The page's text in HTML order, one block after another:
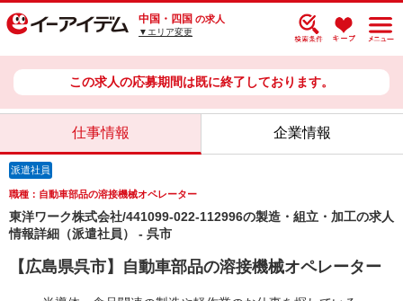
中国・四国 の求人
▼エリア変更
この求人の応募期間は既に終了しております。
仕事情報 企業情報
派遣社員
職種：自動車部品の溶接機械オペレーター
東洋ワーク株式会社/441099-022-112996の製造・組立・加工の求人
情報詳細（派遣社員） - 呉市
【広島県呉市】自動車部品の溶接機械オペレーター